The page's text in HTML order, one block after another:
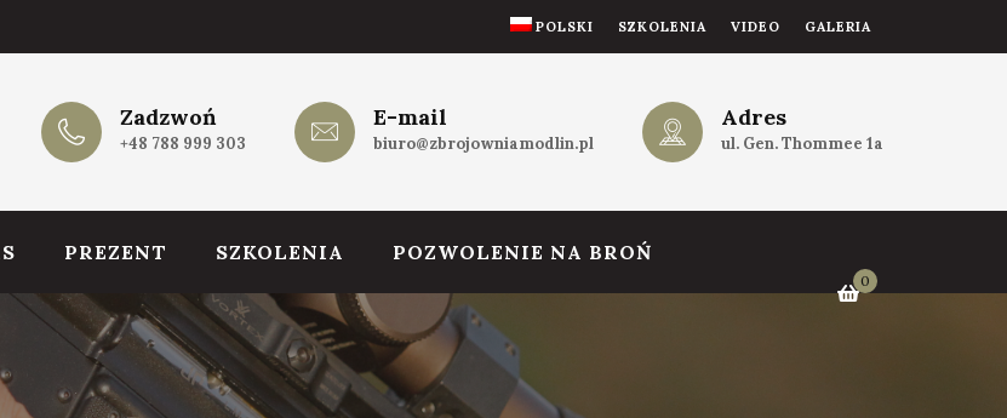
POLSKI SZKOLENIA VIDEO GALERIA
Zadzwoń
+48 788 999 303
E-mail
biuro@zbrojowniamodlin.pl
Adres
ul. Gen. Thommee 1a
PREZENT SZKOLENIA POZWOLENIE NA BROŃ
0